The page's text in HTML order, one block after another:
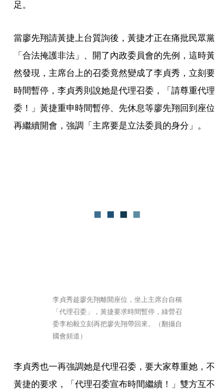
足。
當廖先翔請黃捷上台質詢後，黃捷才正在痛批民眾黨
「合法掩護非法」、開了內政委員會的先例，這時黃
然發現，主席台上的召委竟然變成了李貞秀，立刻要
時間暫停，李貞秀則說她是代理召委，「請尊重代理
委！」黃捷重申時間暫停、先休息等廖先翔回到座位
再繼續開會，強調「主席要是立法委員的身分」。
李貞秀趁廖先翔離開座位，坐上主席台自稱
「代理召委」，黃捷要求時間暫停，綠營召
委李柏毅立刻再把廖先翔帶回來。（翻攝自
國會頻道）
李貞秀也一再強調她是代理召委，要大家尊重她，不
黃捷的要求，「代理召委宣布時間繼續！」雙方互不